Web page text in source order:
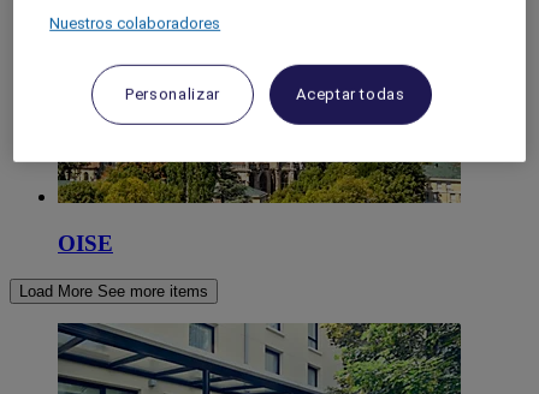
OISE
Load More See more items
Nuestros colaboradores
Personalizar Aceptar todas